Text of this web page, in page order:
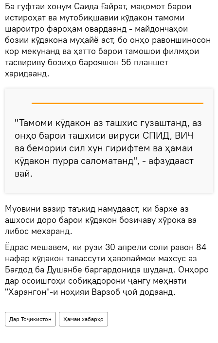
Ба гуфтаи хонум Саида Ғайрат, мақомот барои
истироҳат ва мутобиқшавии кӯдакон тамоми
шароитро фароҳам овардаанд - майдончаҳои
бозии кӯдакона муҳайё аст, бо онҳо равоншиносон
кор мекунанд ва ҳатто барои тамошои филмҳои
тасвириву бозиҳо барояшон 56 планшет
харидаанд.
"Тамоми кӯдакон аз ташхис гузаштанд, аз
онҳо барои ташхиси вируси СПИД, ВИЧ
ва бемории сил хун гирифтем ва ҳамаи
кӯдакон пурра саломатанд", - афзудааст
вай.
Муовини вазир таъкид намудааст, ки бархе аз
ашхоси доро барои кӯдакон бозичаву хӯрока ва
либос мехаранд.
Ёдрас мешавем, ки рӯзи 30 апрели соли равон 84
нафар кӯдакон тавассути ҳавопаймои махсус аз
Бағдод ба Душанбе баргардонида шуданд. Онҳоро
дар осоишгоҳи собиқадорони ҷангу меҳнати
"Харангон"-и ноҳияи Варзоб ҷой додаанд.
Дар Тоҷикистон Ҳамаи хабарҳо